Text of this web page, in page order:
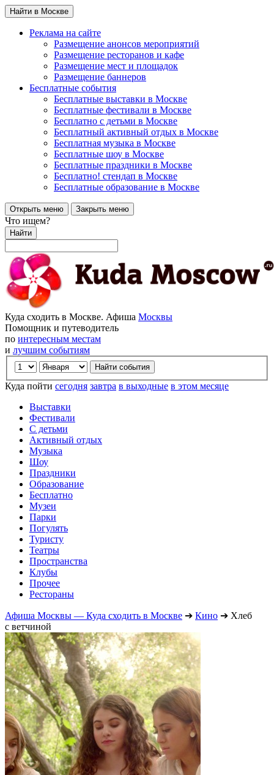
Найти в Москве
Реклама на сайте
Размещение анонсов мероприятий
Размещение ресторанов и кафе
Размещение мест и площадок
Размещение баннеров
Бесплатные события
Бесплатные выставки в Москве
Бесплатные фестивали в Москве
Бесплатно с детьми в Москве
Бесплатный активный отдых в Москве
Бесплатная музыка в Москве
Бесплатные шоу в Москве
Бесплатные праздники в Москве
Бесплатно! стендап в Москве
Бесплатные образование в Москве
Открыть меню Закрыть меню
Что ищем?
Найти
Куда сходить в Москве. Афиша Москвы
Помощник и путеводитель
по интересным местам
и лучшим событиям
Куда пойти сегодня завтра в выходные в этом месяце
Выставки
Фестивали
С детьми
Активный отдых
Музыка
Шоу
Праздники
Образование
Бесплатно
Музеи
Парки
Погулять
Туристу
Театры
Пространства
Клубы
Прочее
Рестораны
Афиша Москвы — Куда сходить в Москве ➔ Кино ➔ Хлеб
с ветчиной